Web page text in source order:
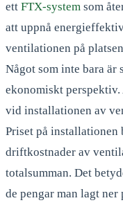
ett FTX-system som
att uppnå
ventilationen på
Något som inte bara
ekonomiskt
vid installationen av
Priset på installationen
driftkostnader av
totalsumman. Det
de pengar man lagt